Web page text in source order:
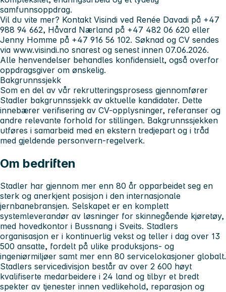
samfunnsoppdrag.
Vil du vite mer? Kontakt Visindi ved Renée Davadi på +47
988 94 662, Håvard Nærland på +47 482 06 620 eller
Jenny Homme på +47 916 56 102. Søknad og CV sendes
via www.visindi.no snarest og senest innen 07.06.2026.
Alle henvendelser behandles konfidensielt, også overfor
oppdragsgiver om ønskelig.
Bakgrunnssjekk
Som en del av vår rekrutteringsprosess gjennomfører
Stadler bakgrunnssjekk av aktuelle kandidater. Dette
innebærer verifisering av CV-opplysninger, referanser og
andre relevante forhold for stillingen. Bakgrunnssjekken
utføres i samarbeid med en ekstern tredjepart og i tråd
med gjeldende personvern-regelverk.
Om bedriften
Stadler har gjennom mer enn 80 år opparbeidet seg en
sterk og anerkjent posisjon i den internasjonale
jernbanebransjen. Selskapet er en komplett
systemleverandør av løsninger for skinnegående kjøretøy,
med hovedkontor i Bussnang i Sveits. Stadlers
organisasjon er i kontinuerlig vekst og teller i dag over 13
500 ansatte, fordelt på ulike produksjons- og
ingeniørmiljøer samt mer enn 80 servicelokasjoner globalt.
Stadlers servicedivisjon består av over 2 600 høyt
kvalifiserte medarbeidere i 24 land og tilbyr et bredt
spekter av tjenester innen vedlikehold, reparasjon og